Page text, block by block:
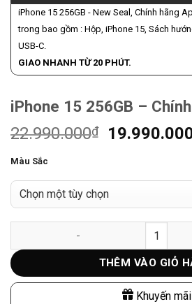
iPhone 15 256GB - New Seal, Chính hãng
trong bao gồm : Hộp, iPhone 15, Sách
USB-C.
GIAO NHANH TỪ 20 PHÚT.
iPhone 15 256GB –
22.990.000₫
Giá
Màu Sắc
iPhone 15 256GB – Chính hãng VN/A
THÊM VÀO GIỎ
Khuyến mãi